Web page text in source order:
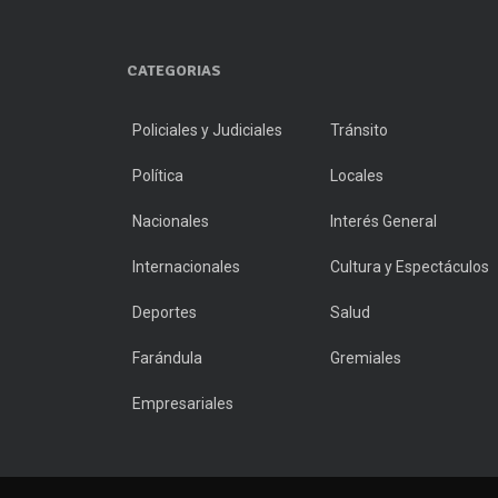
CATEGORIAS
Policiales y Judiciales Tránsito
Política Locales
Nacionales Interés General
Internacionales Cultura y Espectáculos
Deportes Salud
Farándula Gremiales
Empresariales